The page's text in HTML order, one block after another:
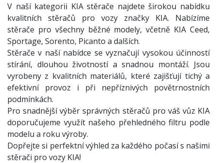
V naší kategorii KIA stěrače najdete širokou nabídku
kvalitních stěračů pro vozy značky KIA. Nabízíme
stěrače pro všechny běžné modely, včetně KIA Ceed,
Sportage, Sorento, Picanto a dalších.
Stěrače v naší nabídce se vyznačují vysokou účinností
stírání, dlouhou životností a snadnou montáží. Jsou
vyrobeny z kvalitních materiálů, které zajišťují tichý a
efektivní provoz i při nepříznivých povětrnostních
podmínkách.
Pro snadnější výběr správných stěračů pro váš vůz KIA
doporučujeme využít našeho přehledného filtru podle
modelu a roku výroby.
Dopřejte si perfektní výhled za každého počasí s našimi
stěrači pro vozy KIA!